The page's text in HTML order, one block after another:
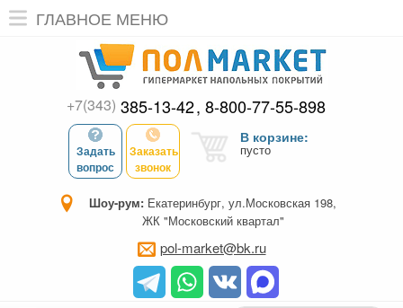
ГЛАВНОЕ МЕНЮ
+7(343) 385-13-42 8-800-77-55-898
Задать
вопрос
Заказать
звонок
В корзине:
пусто
Шоу-рум: Екатеринбург, ул.Московская 198,
ЖК "Московский квартал"
pol-market@bk.ru